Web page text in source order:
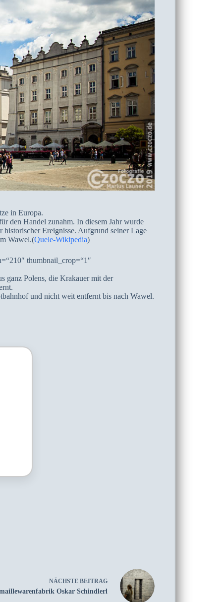
in Europa.
den Handel zunahm. In diesem Jahr wurde
Ereignisse. Aufgrund seiner Lage
Wawel.(Quele-Wikipedia)
thumbnail_crop=“1″
ganz Polens, die Krakauer mit der
und nicht weit entfernt bis nach Wawel.
NÄCHSTEBEITRAG
Oskar Schindlerl